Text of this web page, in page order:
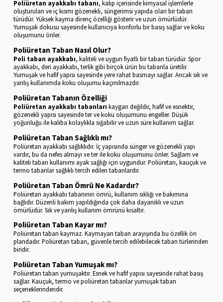
Poliüretan ayakkabı tabanı, kalıp içerisinde kimyasal işlemlerle
oluşturulan ve iç kısmı gözenekli, süngerimsi yapıda olan bir taban
türüdür. Yüksek kayma direnç özelliği gösterir ve uzun ömürlüdür.
Yumuşak dokusu sayesinde kullanıcıya konforlu bir basış sağlar ve koku
oluşumunu önler.
Poliüretan Taban Nasıl Olur?
Poli taban ayakkabı, kaliteli ve uygun fiyatlı bir taban türüdür. Spor
ayakkabı, deri ayakkabı, terlik gibi birçok ürün bu tabanla üretilir.
Yumuşak ve hafif yapısı sayesinde yere rahat basmayı sağlar. Ancak sık ve
yanlış kullanımda koku oluşumu kaçınılmazdır.
Poliüretan Tabanın Özelliği
Poliüretan ayakkabı tabanları kaygan değildir, hafif ve esnektir,
gözenekli yapısı sayesinde ter ve koku oluşumunu engeller. Düşük
yoğunluğu ile kalıba kolaylıkla sığabilir ve uzun süre kullanım sağlar.
Poliüretan Taban Sağlıklı mı?
Poliüretan ayakkabı sağlıklıdır. İç yapısında sünger ve gözenekli yapı
vardır, bu da nefes almayı ve ter ile koku oluşumunu önler. Sağlam ve
kaliteli taban kullanımı ayak sağlığı için uygundur. Poliüretan, kauçuk ve
termo tabanlar sağlıklı tercih edilen tabanlardır.
Poliüretan Taban Ömrü Ne Kadardır?
Poliüretan ayakkabı tabanının ömrü, kullanım sıklığı ve bakımına
bağlıdır. Düzenli bakım yapıldığında çok daha dayanıklı ve uzun
ömürlüdür. Sık ve yanlış kullanım ömrünü kısaltır.
Poliüretan Taban Kayar mı?
Poliüretan taban kaymaz. Kaymayan taban arayışında bu özellik ön
plandadır. Poliüretan taban, güvenle tercih edilebilecek taban türlerinden
biridir.
Poliüretan Taban Yumuşak mı?
Poliüretan taban yumuşaktır. Esnek ve hafif yapısı sayesinde rahat basış
sağlar. Kauçuk, termo ve poliüretan tabanlar yumuşak taban
seçeneklerindendir.